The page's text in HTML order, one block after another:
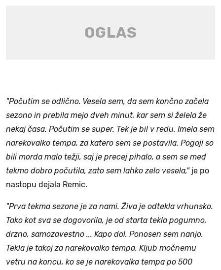
"Počutim se odlično. Vesela sem, da sem končno začela
sezono in prebila mejo dveh minut, kar sem si želela že
nekaj časa. Počutim se super. Tek je bil v redu. Imela sem
narekovalko tempa, za katero sem se postavila. Pogoji so
bili morda malo težji, saj je precej pihalo, a sem se med
tekmo dobro počutila, zato sem lahko zelo vesela," je po
nastopu dejala Remic.
"Prva tekma sezone je za nami. Živa je odtekla vrhunsko.
Tako kot sva se dogovorila, je od starta tekla pogumno,
drzno, samozavestno ... Kapo dol. Ponosen sem nanjo.
Tekla je takoj za narekovalko tempa. Kljub močnemu
vetru na koncu, ko se je narekovalka tempa po 500